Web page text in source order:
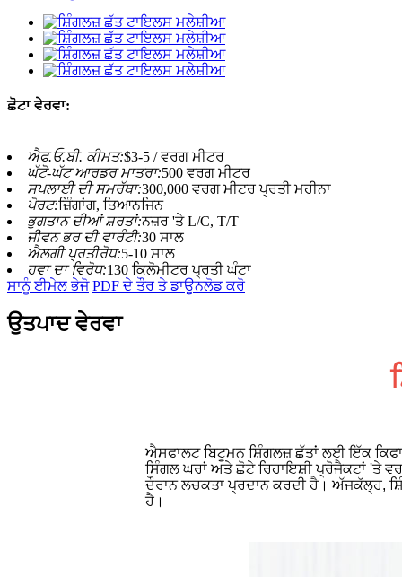
ਛੋਟਾ ਵੇਰਵਾ:
ਐਫ.ਓ.ਬੀ. ਕੀਮਤ:$3-5 / ਵਰਗ ਮੀਟਰ
ਘੱਟੋ-ਘੱਟ ਆਰਡਰ ਮਾਤਰਾ:500 ਵਰਗ ਮੀਟਰ
ਸਪਲਾਈ ਦੀ ਸਮਰੱਥਾ:300,000 ਵਰਗ ਮੀਟਰ ਪ੍ਰਤੀ ਮਹੀਨਾ
ਪੋਰਟ:ਜ਼ਿੰਗਾਂਗ, ਤਿਆਨਜਿਨ
ਭੁਗਤਾਨ ਦੀਆਂ ਸ਼ਰਤਾਂ:ਨਜ਼ਰ 'ਤੇ L/C, T/T
ਜੀਵਨ ਭਰ ਦੀ ਵਾਰੰਟੀ:30 ਸਾਲ
ਐਲਗੀ ਪ੍ਰਤੀਰੋਧ:5-10 ਸਾਲ
ਹਵਾ ਦਾ ਵਿਰੋਧ:130 ਕਿਲੋਮੀਟਰ ਪ੍ਰਤੀ ਘੰਟਾ
ਸਾਨੂੰ ਈਮੇਲ ਭੇਜੋ PDF ਦੇ ਤੌਰ ਤੇ ਡਾਊਨਲੋਡ ਕਰੋ
ਉਤਪਾਦ ਵੇਰਵਾ
ਐਸਫਾਲਟ ਬਿਟੂਮਨ ਸ਼ਿੰਗਲਜ਼ ਛੱਤਾਂ ਲਈ ਇੱਕ
ਸਿੰਗਲ ਘਰਾਂ ਅਤੇ ਛੋਟੇ ਰਿਹਾਇਸ਼ੀ ਪ੍ਰੋਜੈਕਟਾਂ 'ਤੇ
ਦੌਰਾਨ ਲਚਕਤਾ ਪ੍ਰਦਾਨ ਕਰਦੀ ਹੈ। ਅੱਜਕੱਲ੍ਹ,
ਹੈ।